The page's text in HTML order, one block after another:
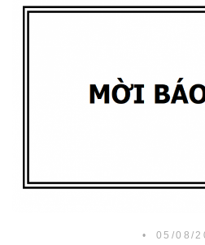
• 05/08/